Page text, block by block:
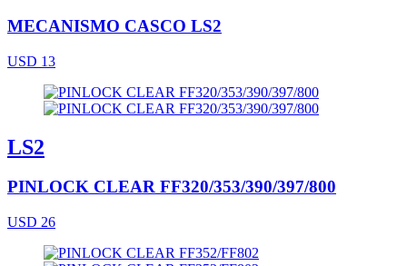
MECANISMO CASCO LS2
USD 13
LS2
PINLOCK CLEAR FF320/353/390/397/800
USD 26